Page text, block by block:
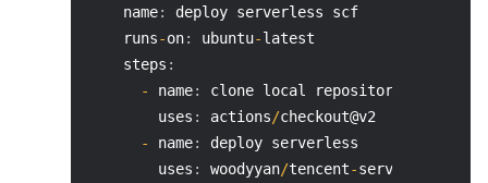
    name
:
deploy serverless scf
    runs
-on: ubuntu-latest
    steps
:
-
name:
clone local repository
        uses
: actions/checkout@v2
-
name:
deploy serverless
        uses
: woodyyan/tencent-serverless